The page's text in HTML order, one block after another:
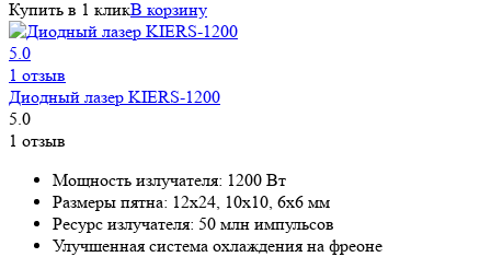
Купить в 1 кликВ корзину
5.0
1 отзыв
Диодный лазер KIERS-1200
5.0
1 отзыв
Мощность излучателя: 1200 Вт
Размеры пятна: 12х24, 10х10, 6х6 мм
Ресурс излучателя: 50 млн импульсов
Улучшенная система охлаждения на фреоне